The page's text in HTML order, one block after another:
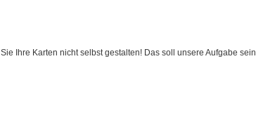
Ihre Karten nicht selbst gestalten! Das soll unsere Aufgabe sein.